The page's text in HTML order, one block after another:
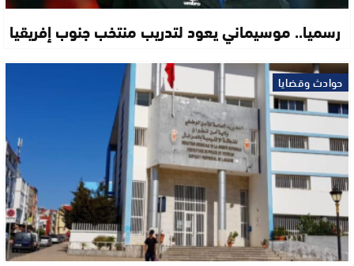
رسميا.. موسيماني يعود لتدريب منتخب جنوب إفريقيا
حوادث وقضايا